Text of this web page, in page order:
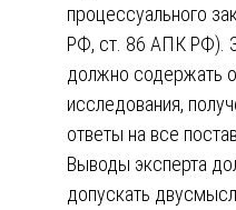
процессуального
РФ, ст. 86 АПК РФ).
должно содержать
исследования,
ответы на все
Выводы эксперта
допускать